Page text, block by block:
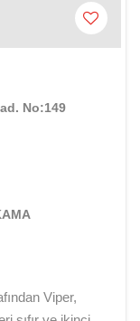
No:149
Viper,